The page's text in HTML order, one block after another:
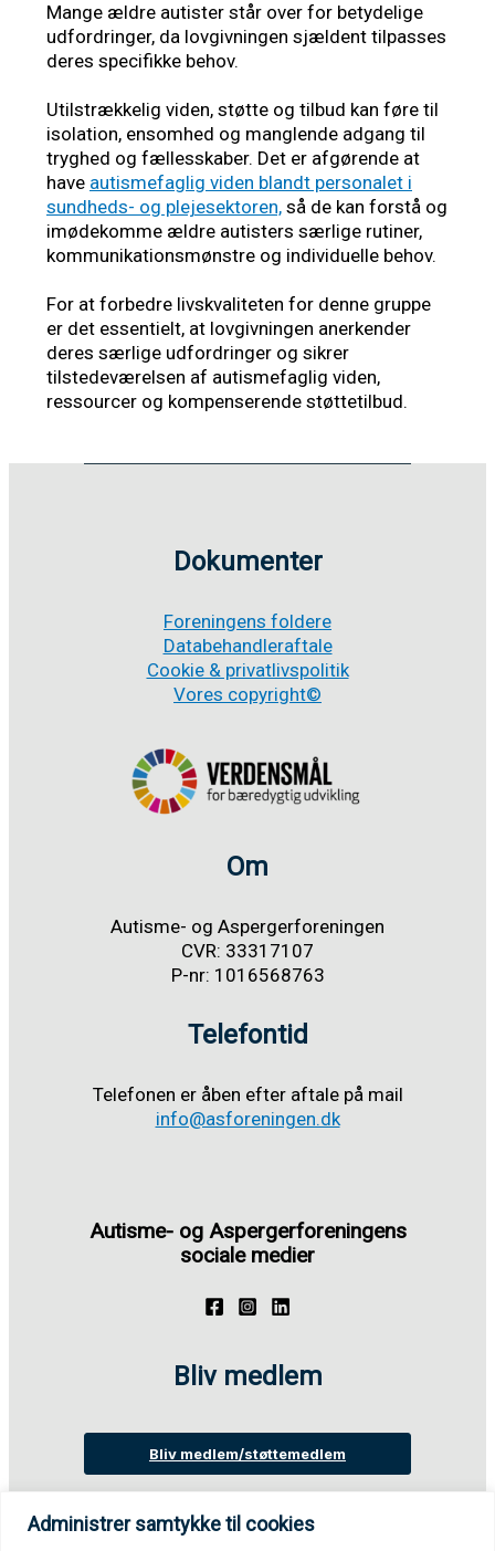
Administrer samtykke til cookies
Mange ældre autister står over for betydelige
udfordringer, da lovgivningen sjældent tilpasses
deres specifikke behov.
Utilstrækkelig viden, støtte og tilbud kan føre til
isolation, ensomhed og manglende adgang til
tryghed og fællesskaber. Det er afgørende at
have autismefaglig viden blandt personalet i
sundheds- og plejesektoren, så de kan forstå og
imødekomme ældre autisters særlige rutiner,
kommunikationsmønstre og individuelle behov.
For at forbedre livskvaliteten for denne gruppe
er det essentielt, at lovgivningen anerkender
deres særlige udfordringer og sikrer
tilstedeværelsen af autismefaglig viden,
ressourcer og kompenserende støttetilbud.
Dokumenter
Foreningens foldere
Databehandleraftale
Cookie & privatlivspolitik
Vores copyright©
Om
Autisme- og Aspergerforeningen
CVR: 33317107
P-nr: 1016568763
Telefontid
Telefonen er åben efter aftale på mail
info@asforeningen.dk
Autisme- og Aspergerforeningens
sociale medier
Bliv medlem
Bliv medlem/støttemedlem
Login på medlemsportal